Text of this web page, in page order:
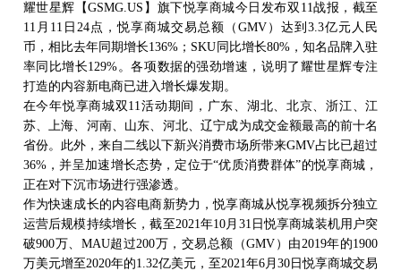
耀世星辉【GSMG.US】旗下悦享商城今日发布双11战报，截至
11月11日24点，悦享商城交易总额（GMV）达到3.3亿元人民
币，相比去年同期增长136%；SKU同比增长80%，知名品牌入驻
率同比增长129%。各项数据的强劲增速，说明了耀世星辉专注
打造的内容新电商已进入增长爆发期。
在今年悦享商城双11活动期间，广东、湖北、北京、浙江、江
苏、上海、河南、山东、河北、辽宁成为成交金额最高的前十名
省份。此外，来自二线以下新兴消费市场所带来GMV占比已超过
36%，并呈加速增长态势，定位于“优质消费群体”的悦享商城，
正在对下沉市场进行强渗透。
作为快速成长的内容电商新势力，悦享商城从悦享视频拆分独立
运营后规模持续增长，截至2021年10月31日悦享商城装机用户突
破900万、MAU超过200万，交易总额（GMV）由2019年的1900
万美元增至2020年的1.32亿美元，至2021年6月30日悦享商城交易